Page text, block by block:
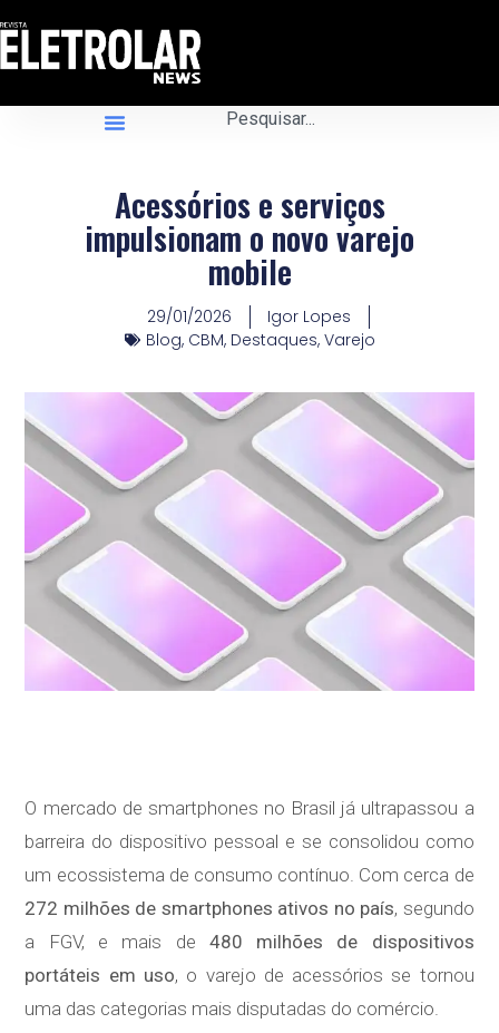
Acessórios e serviços
impulsionam o novo varejo
mobile
29/01/2026
Igor Lopes
Blog, CBM, Destaques, Varejo
O mercado de smartphones no Brasil já ultrapassou a
barreira do dispositivo pessoal e se consolidou como
um ecossistema de consumo contínuo. Com cerca de
272 milhões de smartphones ativos no país, segundo
a FGV, e mais de 480 milhões de dispositivos
portáteis em uso, o varejo de acessórios se tornou
uma das categorias mais disputadas do comércio.